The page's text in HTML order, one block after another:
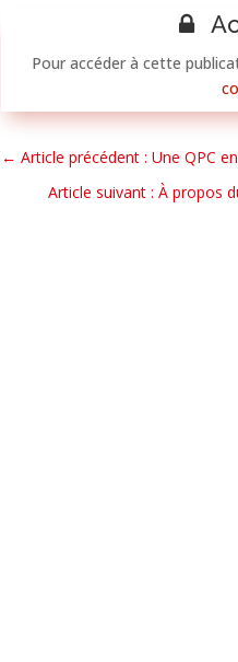
Pour accéder à cette
← Article précédent : Une QPC
Article suivant : À propos